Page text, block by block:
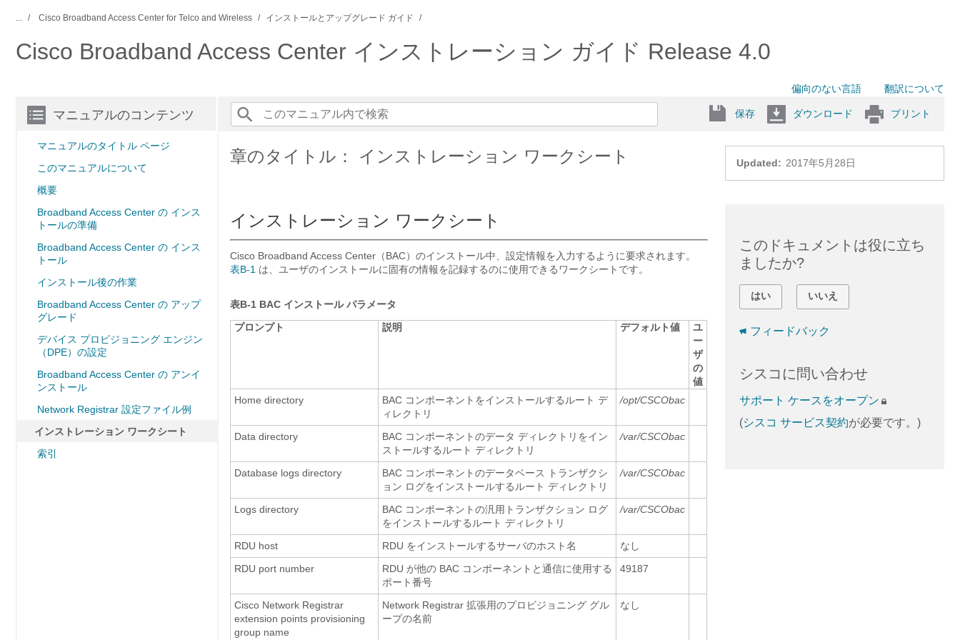
... Cisco Broadband Access Center for Telco and Wireless インストールとアップグレード ガイド
Cisco Broadband Access Center インストレーション ガイド Release 4.0
偏向のない言語 翻訳について
マニュアルのコンテンツ
マニュアルのタイトル ページ
このマニュアルについて
概要
Broadband Access Center の インス
トールの準備
Broadband Access Center の インス
トール
インストール後の作業
Broadband Access Center の アップ
グレード
デバイス プロビジョニング エンジン
（DPE）の設定
Broadband Access Center の アンイ
ンストール
Network Registrar 設定ファイル例
インストレーション ワークシート
索引
保存 ダウンロード プリント
Updated: 2017年5月28日
章のタイトル： インストレーション ワークシート
インストレーション ワークシート
Cisco Broadband Access Center（BAC）のインストール中、設定情報を入力するように要求されます。
表B-1 は、ユーザのインストールに固有の情報を記録するのに使用できるワークシートです。
表B-1 BAC インストール パラメータ
プロンプト
説明 デフォルト値
ユ
ー
ザ
の
値
Home directory
BAC コンポーネントをインストールするルート デ
ィレクトリ
/opt/CSCObac
Data directory
BAC コンポーネントのデータ ディレクトリをイン
ストールするルート ディレクトリ
/var/CSCObac
Database logs directory
BAC コンポーネントのデータベース トランザクシ
ョン ログをインストールするルート ディレクトリ
/var/CSCObac
Logs directory
BAC コンポーネントの汎用トランザクション ログ
をインストールするルート ディレクトリ
/var/CSCObac
RDU host RDU をインストールするサーバのホスト名
なし
RDU port number
RDU が他の BAC コンポーネントと通信に使用する
ポート番号
49187
Cisco Network Registrar
extension points provisioning
group name
Network Registrar 拡張用のプロビジョニング グル
ープの名前
なし
このドキュメントは役に立ち
ましたか?
はい いいえ
フィードバック
シスコに問い合わせ
サポート ケースをオープン
(シスコ サービス契約が必要です。)